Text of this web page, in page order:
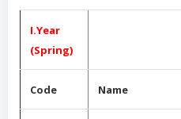
I.Year
(Spring)
Code Name